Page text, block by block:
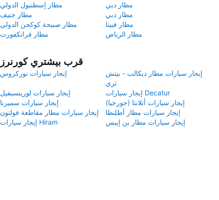
مطار إسطنبول الدولي
مطار دبي
مطار جنيف
مطار دبي
مطار صبيحة كوكجن الدولي
مطار فيينا
مطار فرانكفورت
مطار الرياض
قرب بيشتري كورنرز
إيجار سيارات نوركروس
إيجار سيارات مطار ديكالب - بيتش
تري
إيجار سيارات لورينسيفيل
إيجار سيارات Decatur
إيجار سيارات سميرنا
إيجار سيارات أتلانتا (جورجيا)
إيجار سيارات مطار مقاطعة فولتون
إيجار سيارات مطار أطلنطا
إيجار سيارات Hiram
إيجار سيارات مطار بن إيبس